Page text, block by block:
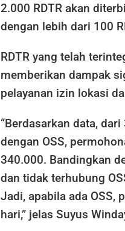
2.000 RDTR akan
dengan lebih dari 100
RDTR yang telah
memberikan dampak
pelayanan izin lokasi
“Berdasarkan data,
dengan OSS,
340.000. Bandingkan
dan tidak terhubung
Jadi, apabila ada OSS,
hari,” jelas Suyus